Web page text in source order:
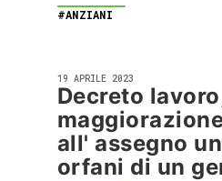
#ANZIANI
19 APRILE 2023
Decreto
all' assegno
orfani di un